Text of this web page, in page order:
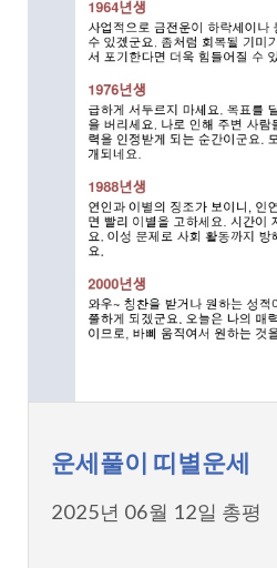
운세풀이 띠별운세
2025년 06월 12일 총평